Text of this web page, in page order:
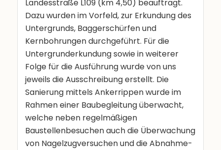
Landesstraße L109 (km 4,50) beauftragt.
Dazu wurden im Vorfeld, zur Erkundung des
Untergrunds, Baggerschürfen und
Kernbohrungen durchgeführt. Für die
Untergrunderkundung sowie in weiterer
Folge für die Ausführung wurde von uns
jeweils die Ausschreibung erstellt. Die
Sanierung mittels Ankerrippen wurde im
Rahmen einer Baubegleitung überwacht,
welche neben regelmäßigen
Baustellenbesuchen auch die Überwachung
von Nagelzugversuchen und die Abnahme-